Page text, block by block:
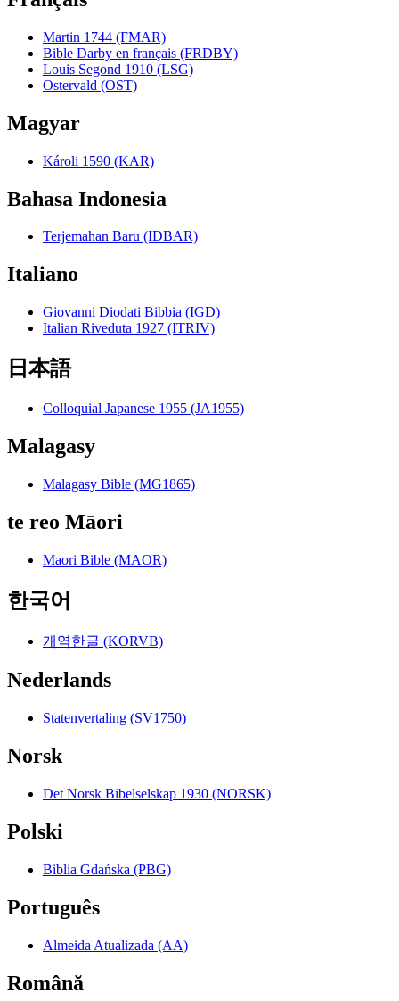
Martin 1744 (FMAR)
Bible Darby en français (FRDBY)
Louis Segond 1910 (LSG)
Ostervald (OST)
Magyar
Károli 1590 (KAR)
Bahasa Indonesia
Terjemahan Baru (IDBAR)
Italiano
Giovanni Diodati Bibbia (IGD)
Italian Riveduta 1927 (ITRIV)
日本語
Colloquial Japanese 1955 (JA1955)
Malagasy
Malagasy Bible (MG1865)
te reo Māori
Maori Bible (MAOR)
한국어
개역한글 (KORVB)
Nederlands
Statenvertaling (SV1750)
Norsk
Det Norsk Bibelselskap 1930 (NORSK)
Polski
Biblia Gdańska (PBG)
Português
Almeida Atualizada (AA)
Română